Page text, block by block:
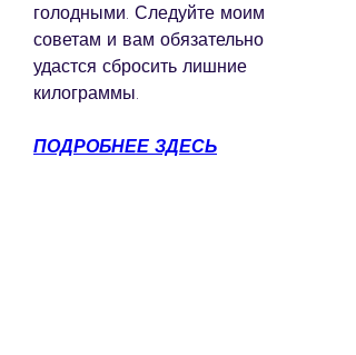
голодными. Следуйте моим
советам и вам обязательно
удастся сбросить лишние
килограммы.
ПОДРОБНЕЕ ЗДЕСЬ